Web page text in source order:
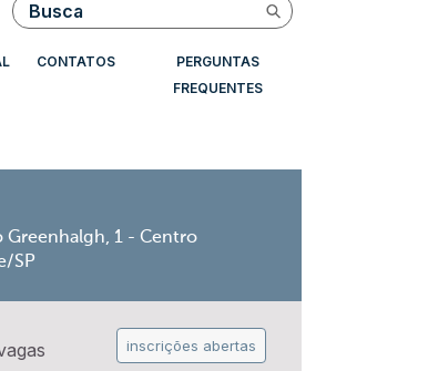
Buscar
CONTATOS
PERGUNTAS
FREQUENTES
Greenhalgh, 1 - Centro
SP
inscrições abertas